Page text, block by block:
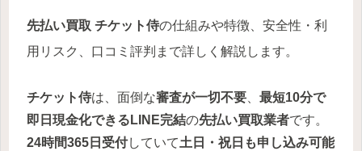
先払い買取 チケット侍の仕組みや特徴、安全性・利
用リスク、口コミ評判まで詳しく解説します。
チケット侍は、面倒な審査が一切不要、 最短10分で
即日現金化できるLINE完結の先払い買取業者です。
24時間365日受付していて土日・祝日も申し込み可能